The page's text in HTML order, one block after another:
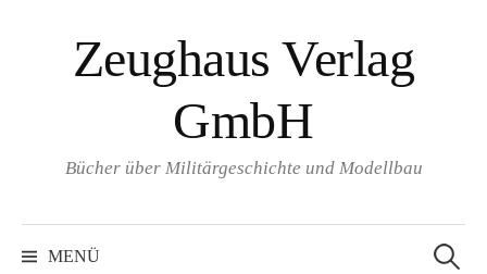
Zeughaus Verlag
GmbH
Bücher über Militärgeschichte und Modellbau
MENÜ
nach: